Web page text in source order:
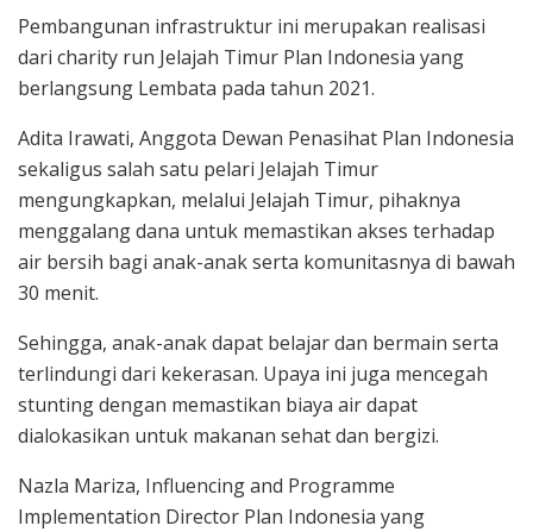
Pembangunan infrastruktur ini merupakan realisasi
dari charity run Jelajah Timur Plan Indonesia yang
berlangsung Lembata pada tahun 2021.
Adita Irawati, Anggota Dewan Penasihat Plan Indonesia
sekaligus salah satu pelari Jelajah Timur
mengungkapkan, melalui Jelajah Timur, pihaknya
menggalang dana untuk memastikan akses terhadap
air bersih bagi anak-anak serta komunitasnya di bawah
30 menit.
Sehingga, anak-anak dapat belajar dan bermain serta
terlindungi dari kekerasan. Upaya ini juga mencegah
stunting dengan memastikan biaya air dapat
dialokasikan untuk makanan sehat dan bergizi.
Nazla Mariza, Influencing and Programme
Implementation Director Plan Indonesia yang